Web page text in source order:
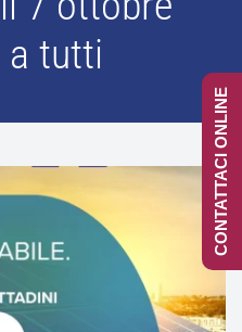
a tutti
CONTATTACI ONLINE